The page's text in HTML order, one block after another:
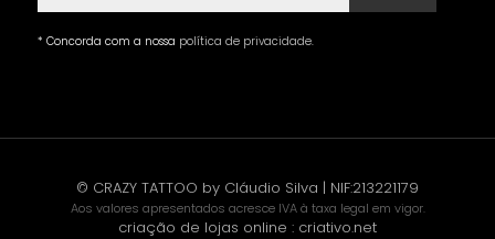
* Concorda com a nossa política de privacidade.
© CRAZY TATTOO by Cláudio Silva | NIF:213221179
Aos valores apresentados acresce IVA à taxa legal em vigor.
criação de lojas online : criativo.net